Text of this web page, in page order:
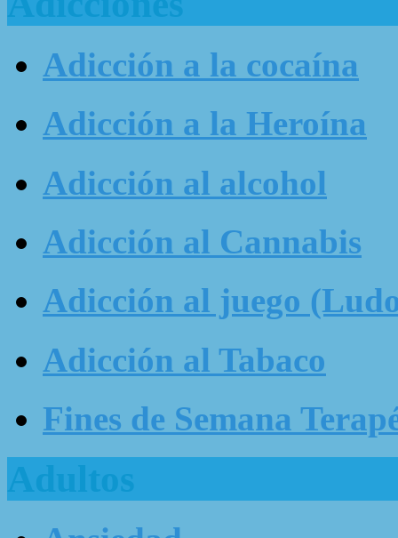
Adicción a la cocaína
Adicción a la Heroína
Adicción al alcohol
Adicción al Cannabis
Adicción al juego
Adicción al Tabaco
Fines de Semana
Adultos